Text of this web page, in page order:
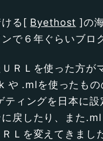
る[ Byethost ]の
で６年ぐらいブロ
ＲＬを使った方が
や .mlを使ったも
ティングを日本に設
戻したり、また
Ｌを変えてきまし